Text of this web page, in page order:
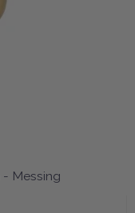
Messing